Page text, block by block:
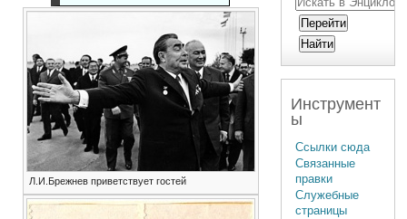
Л.И.Брежнев приветствует гостей
Инструмент
ы
Ссылки сюда
Связанные
правки
Служебные
страницы